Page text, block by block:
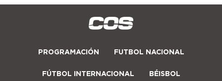
PROGRAMACIÓN FUTBOL NACIONAL
FÚTBOL INTERNACIONAL BÉISBOL